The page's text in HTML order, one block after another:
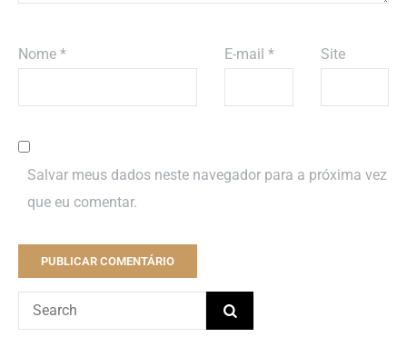
Nome * E-mail * Site
Salvar meus dados neste navegador para a próxima vez
que eu comentar.